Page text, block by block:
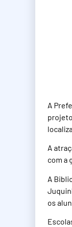
A
A
com a
A
os